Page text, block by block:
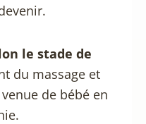
le stade de
du massage et
de bébé en